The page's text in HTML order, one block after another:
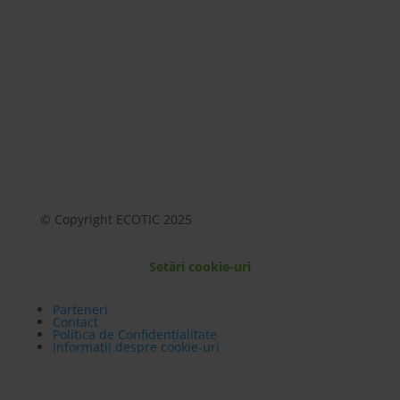
© Copyright ECOTIC 2025
Setări cookie-uri
Parteneri
Contact
Politica de Confidențialitate
Informații despre cookie-uri